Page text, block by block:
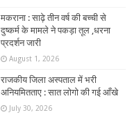
मकराना : साढ़े तीन वर्ष की बच्ची से
दुष्कर्म के मामले ने पकड़ा तूल ,धरना
प्रदर्शन जारी
August 1, 2026
राजकीय जिला अस्पताल में भरी
अनियमितताए : सात लोगो की गई आँखे
July 30, 2026